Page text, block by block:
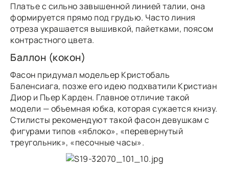
Платье с сильно завышенной линией талии, она
формируется прямо под грудью. Часто линия
отреза украшается вышивкой, пайетками, поясом
контрастного цвета.
Баллон (кокон)
Фасон придумал модельер Кристобаль
Баленсиага, позже его идею подхватили Кристиан
Диор и Пьер Карден. Главное отличие такой
модели — объемная юбка, которая сужается книзу.
Стилисты рекомендуют такой фасон девушкам с
фигурами типов «яблоко», «перевернутый
треугольник», «песочные часы».